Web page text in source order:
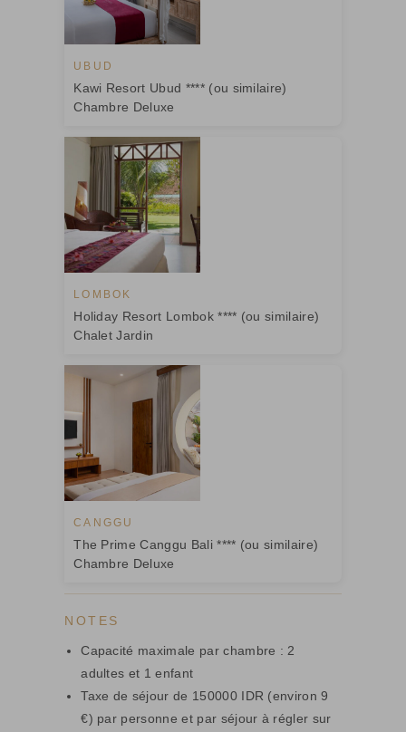
UBUD
Kawi Resort Ubud **** (ou similaire)
Chambre Deluxe
LOMBOK
Holiday Resort Lombok **** (ou similaire)
Chalet Jardin
CANGGU
The Prime Canggu Bali **** (ou similaire)
Chambre Deluxe
NOTES
Capacité maximale par chambre : 2
adultes et 1 enfant
Taxe de séjour de 150000 IDR (environ 9
€) par personne et par séjour à régler sur